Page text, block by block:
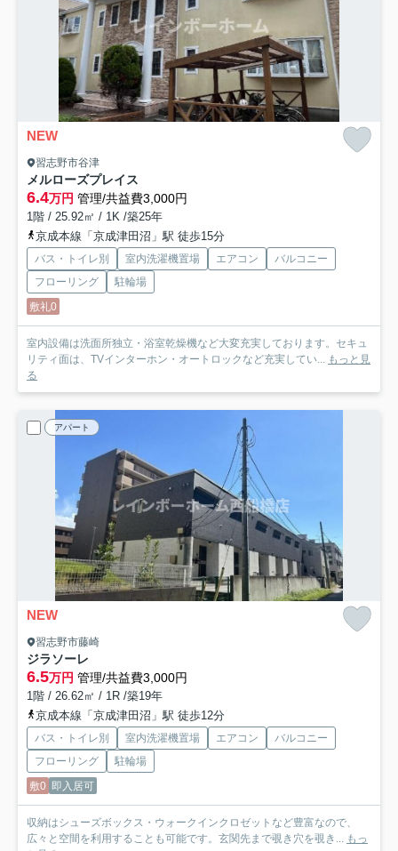
NEW
習志野市谷津
メルローズプレイス
6.4万円 管理/共益費3,000円
1階 / 25.92㎡ / 1K /築25年
京成本線「京成津田沼」駅 徒歩15分
バス・トイレ別 室内洗濯機置場 エアコン
バルコニー
フローリング
駐輪場
敷礼0
室内設備は洗面所独立・浴室乾燥機など大変充実しております。セキュ
リティ面は、TVインターホン・オートロックなど充実してい... もっと見
る
アパート
NEW
習志野市藤崎
ジラソーレ
6.5万円 管理/共益費3,000円
1階 / 26.62㎡ / 1R /築19年
京成本線「京成津田沼」駅 徒歩12分
バス・トイレ別 室内洗濯機置場 エアコン
バルコニー
フローリング
駐輪場
敷0 即入居可
収納はシューズボックス・ウォークインクロゼットなど豊富なので、
広々と空間を利用することも可能です。玄関先まで覗き穴を覗き... もっ